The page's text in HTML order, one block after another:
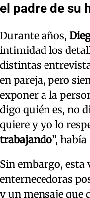
el padre de su
Durante años,
intimidad los
distintas
en pareja, pero
exponer a la
digo quién es, no
quiere y yo lo
trabajando”,
Sin embargo,
enternecedoras
y un mensaje que